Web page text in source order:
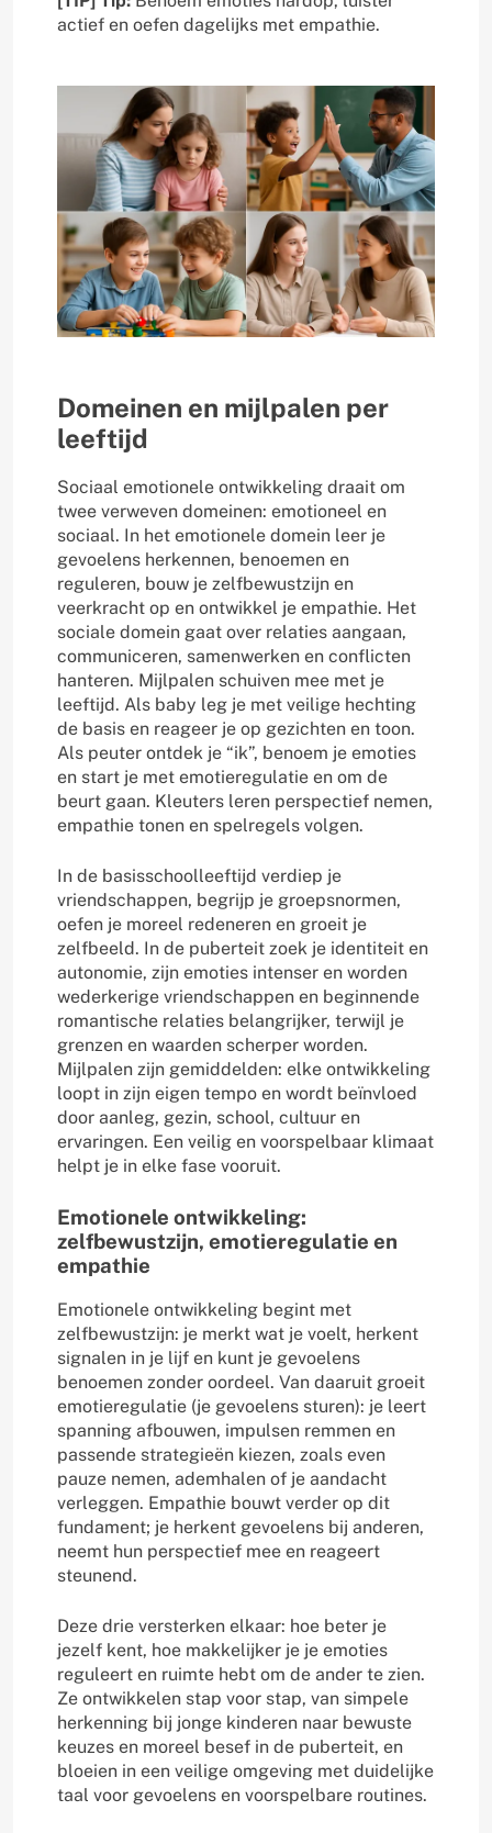
actief en oefen dagelijks met empathie.
Domeinen en mijlpalen per
leeftijd
Sociaal emotionele ontwikkeling draait om
twee verweven domeinen: emotioneel en
sociaal. In het emotionele domein leer je
gevoelens herkennen, benoemen en
reguleren, bouw je zelfbewustzijn en
veerkracht op en ontwikkel je empathie. Het
sociale domein gaat over relaties aangaan,
communiceren, samenwerken en conflicten
hanteren. Mijlpalen schuiven mee met je
leeftijd. Als baby leg je met veilige hechting
de basis en reageer je op gezichten en toon.
Als peuter ontdek je “ik”, benoem je emoties
en start je met emotieregulatie en om de
beurt gaan. Kleuters leren perspectief nemen,
empathie tonen en spelregels volgen.
In de basisschoolleeftijd verdiep je
vriendschappen, begrijp je groepsnormen,
oefen je moreel redeneren en groeit je
zelfbeeld. In de puberteit zoek je identiteit en
autonomie, zijn emoties intenser en worden
wederkerige vriendschappen en beginnende
romantische relaties belangrijker, terwijl je
grenzen en waarden scherper worden.
Mijlpalen zijn gemiddelden: elke ontwikkeling
loopt in zijn eigen tempo en wordt beïnvloed
door aanleg, gezin, school, cultuur en
ervaringen. Een veilig en voorspelbaar klimaat
helpt je in elke fase vooruit.
Emotionele ontwikkeling:
zelfbewustzijn, emotieregulatie en
empathie
Emotionele ontwikkeling begint met
zelfbewustzijn: je merkt wat je voelt, herkent
signalen in je lijf en kunt je gevoelens
benoemen zonder oordeel. Van daaruit groeit
emotieregulatie (je gevoelens sturen): je leert
spanning afbouwen, impulsen remmen en
passende strategieën kiezen, zoals even
pauze nemen, ademhalen of je aandacht
verleggen. Empathie bouwt verder op dit
fundament; je herkent gevoelens bij anderen,
neemt hun perspectief mee en reageert
steunend.
Deze drie versterken elkaar: hoe beter je
jezelf kent, hoe makkelijker je je emoties
reguleert en ruimte hebt om de ander te zien.
Ze ontwikkelen stap voor stap, van simpele
herkenning bij jonge kinderen naar bewuste
keuzes en moreel besef in de puberteit, en
bloeien in een veilige omgeving met duidelijke
taal voor gevoelens en voorspelbare routines.